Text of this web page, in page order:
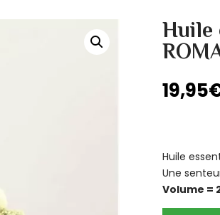
Huile
19,95
Huile
Une
Volume =